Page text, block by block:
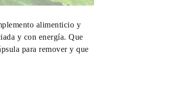
alimenticio y
y con energía. Que
para remover y que